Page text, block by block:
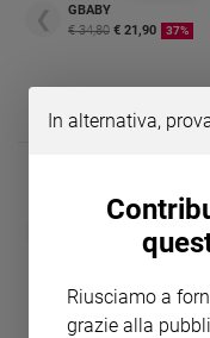
Chiesa
spiritualità
❮
GBABY
€ 34,80 € 21,90 37%
LE GRANDI BASILICHE
- VOL DA 1 AL 5
In alternativa,
Riusciamo a
grazie alla